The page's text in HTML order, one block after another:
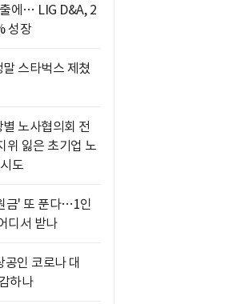
에… LIG D&A, 2
성장
스타벅스 제쳤
노사협의회 전
잃은 초기업 노
도
금' 또 푼다…1인
디서 받나
인 코로나 대
하나